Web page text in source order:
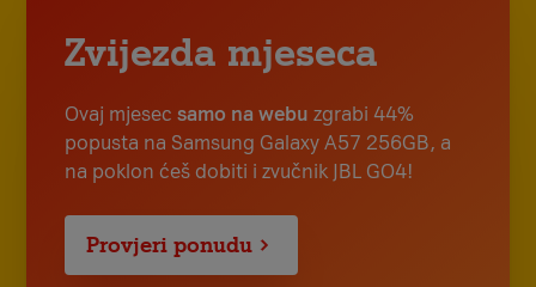
Zvijezda mjeseca
Ovaj mjesec samo na webu zgrabi 44%
popusta na Samsung Galaxy A57 256GB, a
na poklon ćeš dobiti i zvučnik JBL GO4!
Provjeri ponudu